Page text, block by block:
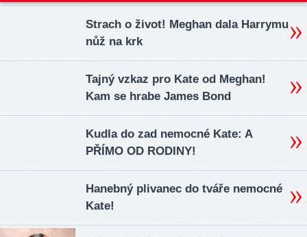
Strach o život! Meghan dala Harrymu
nůž na krk
Tajný vzkaz pro Kate od Meghan!
Kam se hrabe James Bond
Kudla do zad nemocné Kate: A
PŘÍMO OD RODINY!
Hanebný plivanec do tváře nemocné
Kate!